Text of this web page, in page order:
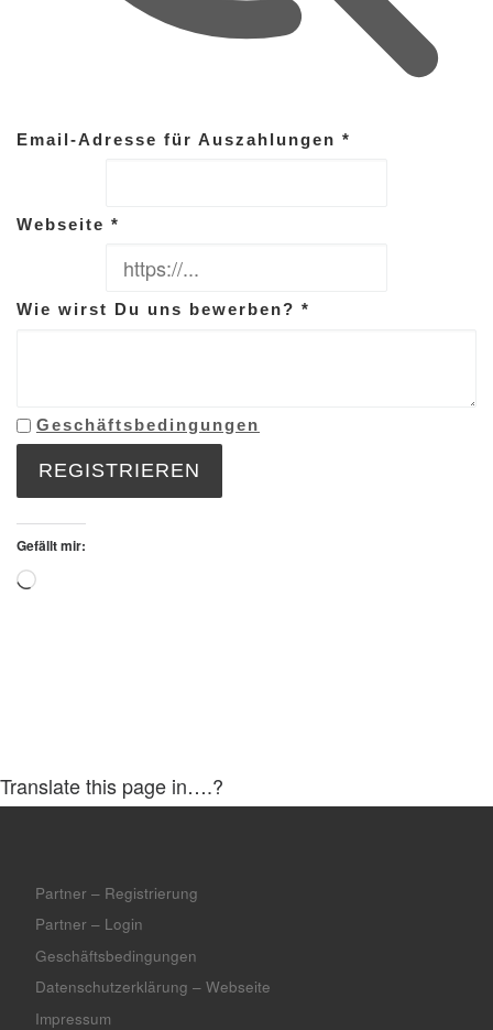
Email-Adresse für Auszahlungen *
Webseite *
Wie wirst Du uns bewerben? *
Geschäftsbedingungen
REGISTRIEREN
Gefällt mir:
Wird geladen …
Translate this page in….?
Partner – Registrierung
Partner – Login
Geschäftsbedingungen
Datenschutzerklärung – Webseite
Impressum